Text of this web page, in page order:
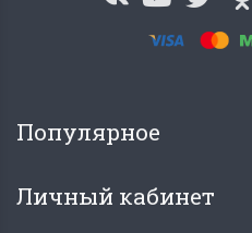
Популярное
Личный кабинет